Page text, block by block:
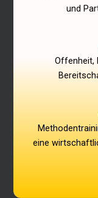
und
Offenheit,
eine